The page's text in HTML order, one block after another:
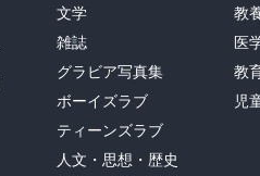
文学
雑誌
グラビア写真集
ボーイズラブ
ティーンズラブ
人文・思想・歴史
教
医
教
児